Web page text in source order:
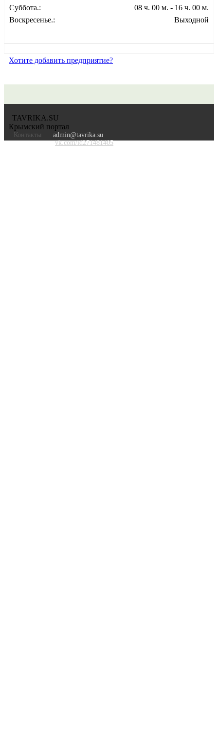
Суббота.:
08 ч. 00 м. - 16 ч. 00 м.
Воскресенье.:
Выходной
Хотите добавить предприятие?
TAVRIKA.SU
Крымский портал
Контакты
admin@tavrika.su
vk.com/id271481405